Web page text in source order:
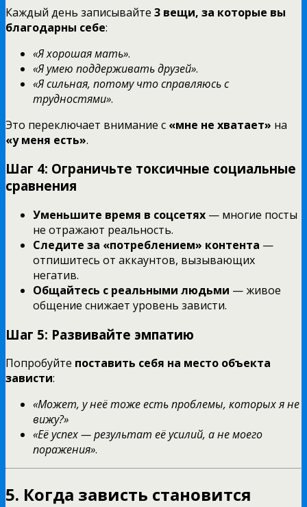
Каждый день записывайте 3 вещи, за которые вы
благодарны себе:
«Я хорошая мать».
«Я умею поддерживать друзей».
«Я сильная, потому что справляюсь с
трудностями».
Это переключает внимание с «мне не хватает» на
«у меня есть».
Шаг 4: Ограничьте токсичные социальные
сравнения
Уменьшите время в соцсетях — многие посты
не отражают реальность.
Следите за «потреблением» контента —
отпишитесь от аккаунтов, вызывающих
негатив.
Общайтесь с реальными людьми — живое
общение снижает уровень зависти.
Шаг 5: Развивайте эмпатию
Попробуйте поставить себя на место объекта
зависти:
«Может, у неё тоже есть проблемы, которых я не
вижу?»
«Её успех — результат её усилий, а не моего
поражения».
5. Когда зависть становится